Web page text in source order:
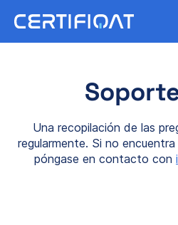
Una recopilación de las
regularmente. Si no
póngase en contacto con